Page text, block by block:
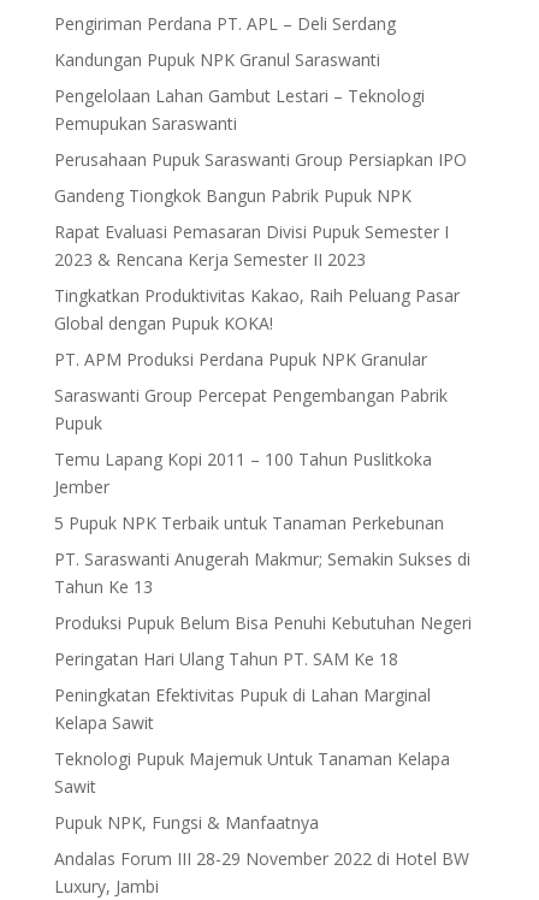
Pengiriman Perdana PT. APL – Deli Serdang
Kandungan Pupuk NPK Granul Saraswanti
Pengelolaan Lahan Gambut Lestari – Teknologi
Pemupukan Saraswanti
Perusahaan Pupuk Saraswanti Group Persiapkan IPO
Gandeng Tiongkok Bangun Pabrik Pupuk NPK
Rapat Evaluasi Pemasaran Divisi Pupuk Semester I
2023 & Rencana Kerja Semester II 2023
Tingkatkan Produktivitas Kakao, Raih Peluang Pasar
Global dengan Pupuk KOKA!
PT. APM Produksi Perdana Pupuk NPK Granular
Saraswanti Group Percepat Pengembangan Pabrik
Pupuk
Temu Lapang Kopi 2011 – 100 Tahun Puslitkoka
Jember
5 Pupuk NPK Terbaik untuk Tanaman Perkebunan
PT. Saraswanti Anugerah Makmur; Semakin Sukses di
Tahun Ke 13
Produksi Pupuk Belum Bisa Penuhi Kebutuhan Negeri
Peringatan Hari Ulang Tahun PT. SAM Ke 18
Peningkatan Efektivitas Pupuk di Lahan Marginal
Kelapa Sawit
Teknologi Pupuk Majemuk Untuk Tanaman Kelapa
Sawit
Pupuk NPK, Fungsi & Manfaatnya
Andalas Forum III 28-29 November 2022 di Hotel BW
Luxury, Jambi